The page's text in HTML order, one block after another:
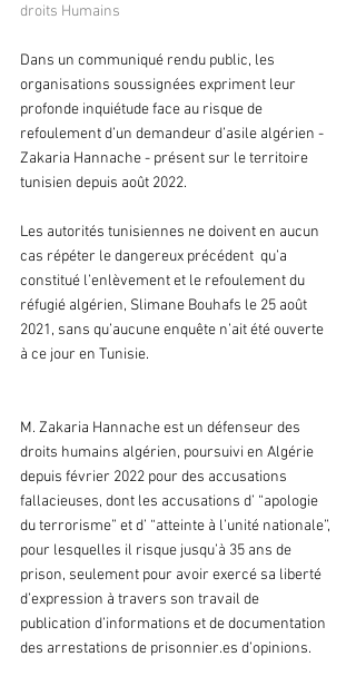
droits Humains
Dans un communiqué rendu public, les
organisations soussignées expriment leur
profonde inquiétude face au risque de
refoulement d’un demandeur d’asile algérien -
Zakaria Hannache - présent sur le territoire
tunisien depuis août 2022.
Les autorités tunisiennes ne doivent en aucun
cas répéter le dangereux précédent  qu’a
constitué l’enlèvement et le refoulement du
réfugié algérien, Slimane Bouhafs le 25 août
2021, sans qu’aucune enquête n’ait été ouverte
à ce jour en Tunisie.
M. Zakaria Hannache est un défenseur des
droits humains algérien, poursuivi en Algérie
depuis février 2022 pour des accusations
fallacieuses, dont les accusations d’ “apologie
du terrorisme” et d’ “atteinte à l’unité nationale”,
pour lesquelles il risque jusqu’à 35 ans de
prison, seulement pour avoir exercé sa liberté
d’expression à travers son travail de
publication d’informations et de documentation
des arrestations de prisonnier.es d’opinions.